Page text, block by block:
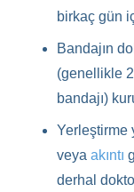
birkaç gün
Bandajın
(genellikle
bandajı)
Yerleştirme
veya akıntı
derhal